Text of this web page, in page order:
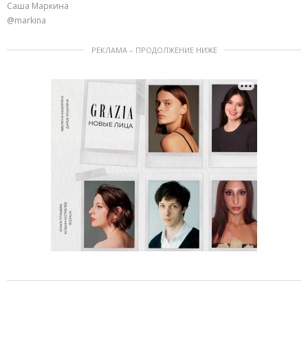
Саша Маркина
@markina
РЕКЛАМА – ПРОДОЛЖЕНИЕ НИЖЕ